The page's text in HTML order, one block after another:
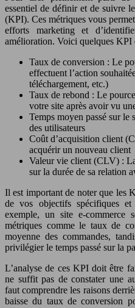
essentiel de définir et de suivre
(KPI). Ces métriques vous
efforts marketing et
amélioration. Voici quelques KPI
Taux de conversion : Le
effectuent l’action
téléchargement, etc.)
Taux de rebond : Le
votre site après avoir vu
Temps moyen passé sur le
des utilisateurs
Coût d’acquisition client
acquérir un nouveau client
Valeur vie client (CLV) :
sur la durée de sa relation
Il est important de noter que les
de vos objectifs spécifiques
exemple, un site e-commerce
métriques comme le taux de
moyenne des commandes,
privilégier le temps passé sur la
L’analyse de ces KPI doit être
ne suffit pas de constater une
faut comprendre les raisons
baisse du taux de conversion